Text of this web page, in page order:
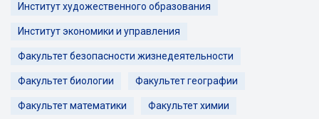
Институт художественного образования
Институт экономики и управления
Факультет безопасности жизнедеятельности
Факультет биологии Факультет географии
Факультет математики Факультет химии